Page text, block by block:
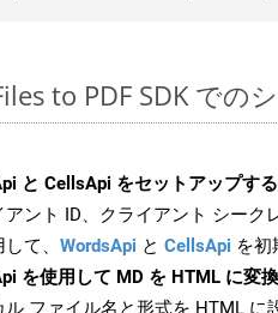
to PDF SDK での
と CellsApi をセットアップする
アント ID、クライアント シーク
て、 WordsApi と CellsApi を初
を使用して MD を HTML に変
ル ファイル名と形式を HTML に